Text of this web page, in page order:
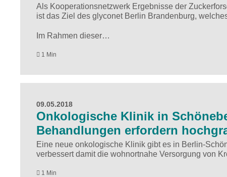
Als Kooperationsnetzwerk Ergebnisse der
ist das Ziel des glyconet Berlin Brandenburg,
Im Rahmen dieser…
1 Min
09.05.2018
Onkologische Klinik in
Behandlungen erfordern
Eine neue onkologische Klinik gibt es in Berlin-
verbessert damit die wohnortnahe Versorgung von
1 Min